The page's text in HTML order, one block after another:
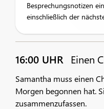
Besprechungsnotizen
einschließlich der
16:00 UHR Einen
Samantha muss einen
Morgen begonnen hat.
zusammenzufassen.